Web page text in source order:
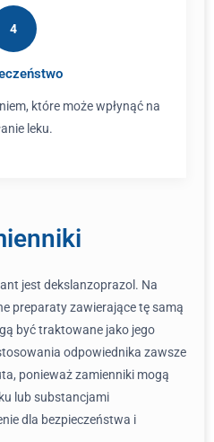
4
które może wpłynąć na
leku.
jest dekslanzoprazol. Na
preparaty zawierające tę samą
być traktowane jako jego
odpowiednika zawsze
ponieważ zamienniki mogą
lub substancjami
dla bezpieczeństwa i